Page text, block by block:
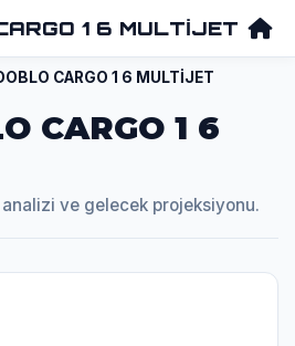
1 6 MULTİJET
CARGO 1 6 MULTİJET
CARGO 1 6
analizi ve gelecek projeksiyonu.